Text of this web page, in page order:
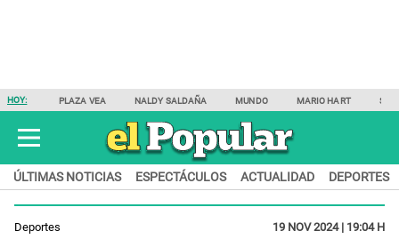
HOY: PLAZA VEA NALDY SALDAÑA MUNDO MARIO HART
ÚLTIMAS NOTICIAS ESPECTÁCULOS ACTUALIDAD DEPORTES
Deportes 19 NOV 2024 | 19:04 H